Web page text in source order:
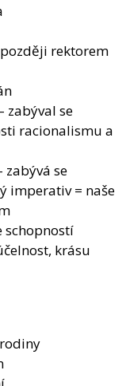
rektorem
zabýval se
racionalismu a
se
imperativ = naše
schopností
krásu